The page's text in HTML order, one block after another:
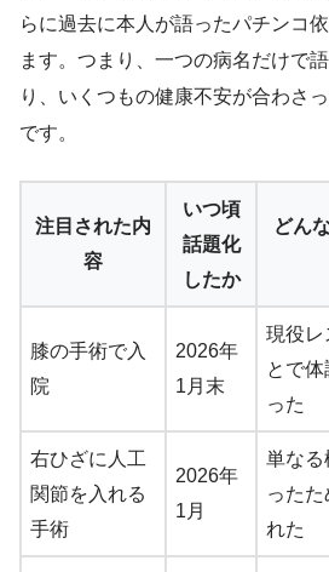
らに過去に本人が語ったパチンコ
ます。つまり、一つの病名だけで
り、いくつもの健康不安が合わさ
です。
注目された内
容
いつ頃
話題化
したか
どん
膝の手術で入
院
2026年
1月末
現役レ
とで
った
右ひざに人工
関節を入れる
手術
2026年
1月
単なる
った
れた